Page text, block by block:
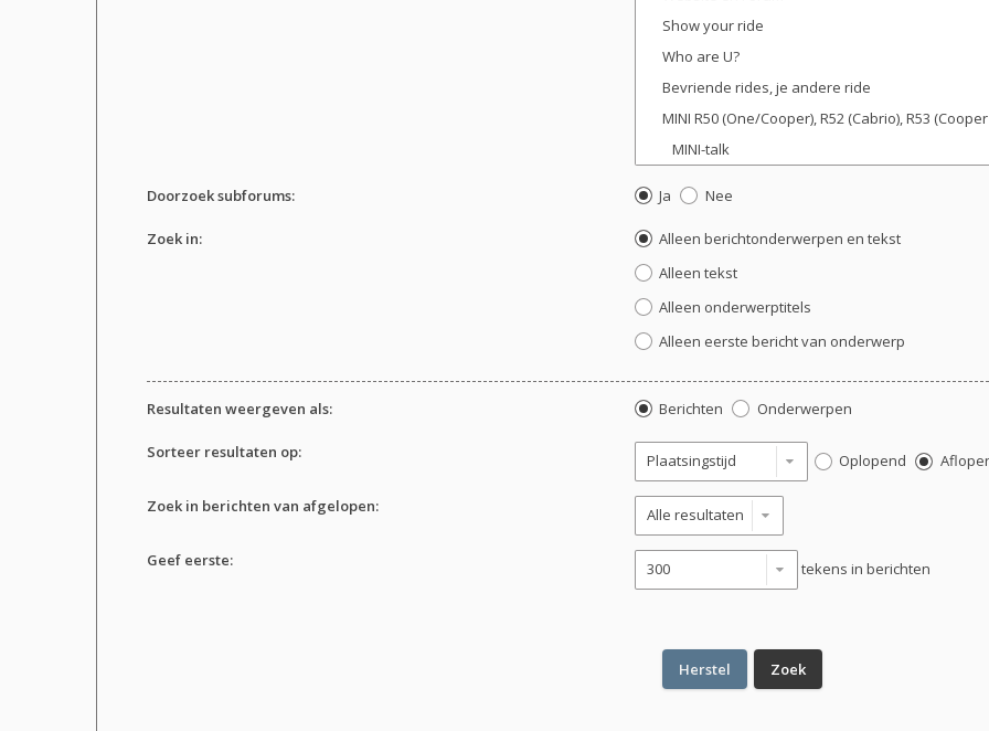
Doorzoek subforums: Ja Nee
Zoek in:
Alleen berichtonderwerpen en tekst
Alleen tekst
Alleen onderwerptitels
Alleen eerste bericht van onderwerp
Resultaten weergeven als: Berichten Onderwerpen
Sorteer resultaten op: Oplopend
Zoek in berichten van afgelopen:
Geef eerste: tekens in berichten